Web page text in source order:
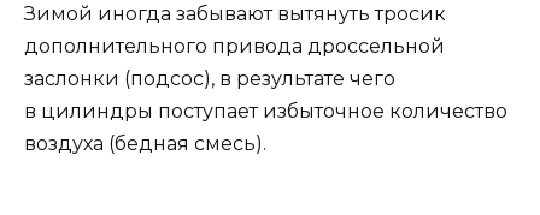
Зимой иногда забывают вытянуть тросик
дополнительного привода дроссельной
заслонки (подсос), в результате чего
в цилиндры поступает избыточное количество
воздуха (бедная смесь).